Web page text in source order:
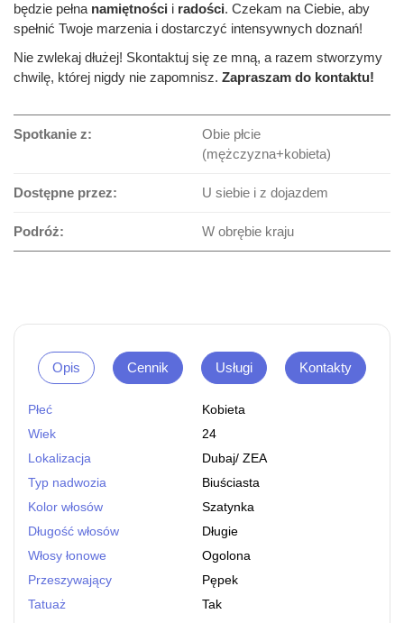
będzie pełna namiętności i radości. Czekam na Ciebie, aby
spełnić Twoje marzenia i dostarczyć intensywnych doznań!
Nie zwlekaj dłużej! Skontaktuj się ze mną, a razem stworzymy
chwilę, której nigdy nie zapomnisz. Zapraszam do kontaktu!
Spotkanie z:
Obie płcie
(mężczyzna+kobieta)
Dostępne przez: U siebie i z dojazdem
Podróż: W obrębie kraju
Opis Cennik Usługi Kontakty
Płeć
Kobieta
Wiek
24
Lokalizacja
Dubaj/ ZEA
Typ nadwozia
Biuściasta
Kolor włosów
Szatynka
Długość włosów
Długie
Włosy łonowe
Ogolona
Przeszywający
Pępek
Tatuaż
Tak